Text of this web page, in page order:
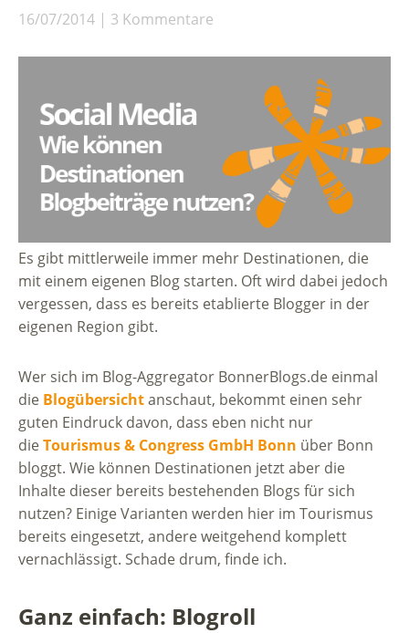
16/07/2014 3 Kommentare
Es gibt mittlerweile immer mehr Destinationen, die
mit einem eigenen Blog starten. Oft wird dabei jedoch
vergessen, dass es bereits etablierte Blogger in der
eigenen Region gibt.
Wer sich im Blog-Aggregator BonnerBlogs.de einmal
die Blogübersichtanschaut, bekommt einen sehr
guten Eindruck davon, dass eben nicht nur
dieTourismus & Congress GmbH Bonn über Bonn
bloggt. Wie können Destinationen jetzt aber die
Inhalte dieser bereits bestehenden Blogs für sich
nutzen? Einige Varianten werden hier im Tourismus
bereits eingesetzt, andere weitgehend komplett
vernachlässigt. Schade drum, finde ich.
Ganz einfach: Blogroll